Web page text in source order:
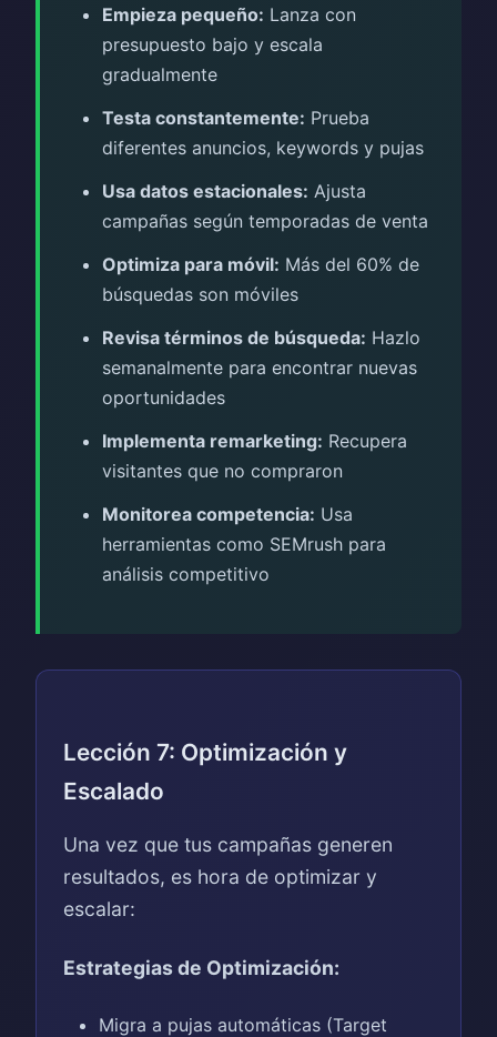
Empieza pequeño: Lanza con
presupuesto bajo y escala
gradualmente
Testa constantemente: Prueba
diferentes anuncios, keywords y pujas
Usa datos estacionales: Ajusta
campañas según temporadas de venta
Optimiza para móvil: Más del 60% de
búsquedas son móviles
Revisa términos de búsqueda: Hazlo
semanalmente para encontrar nuevas
oportunidades
Implementa remarketing: Recupera
visitantes que no compraron
Monitorea competencia: Usa
herramientas como SEMrush para
análisis competitivo
Lección 7: Optimización y
Escalado
Una vez que tus campañas generen
resultados, es hora de optimizar y
escalar:
Estrategias de Optimización:
Migra a pujas automáticas (Target